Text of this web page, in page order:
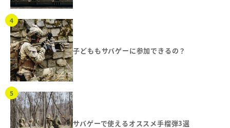
子どももサバゲーに参加できるの？
サバゲーで使えるオススメ手榴弾3選